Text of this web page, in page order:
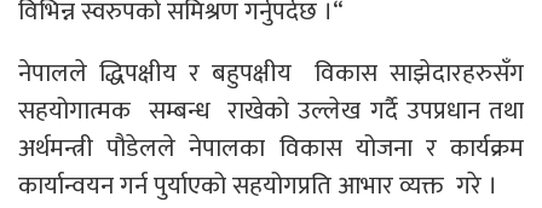
विभिन्न स्वरुपको समिश्रण गर्नुपर्दछ ।“
नेपालले द्धिपक्षीय र बहुपक्षीय विकास साझेदारहरुसँग
सहयोगात्मक सम्बन्ध राखेको उल्लेख गर्दै उपप्रधान तथा
अर्थमन्त्री पौडेलले नेपालका विकास योजना र कार्यक्रम
कार्यान्वयन गर्न पुर्याएको सहयोगप्रति आभार व्यक्त गरे ।